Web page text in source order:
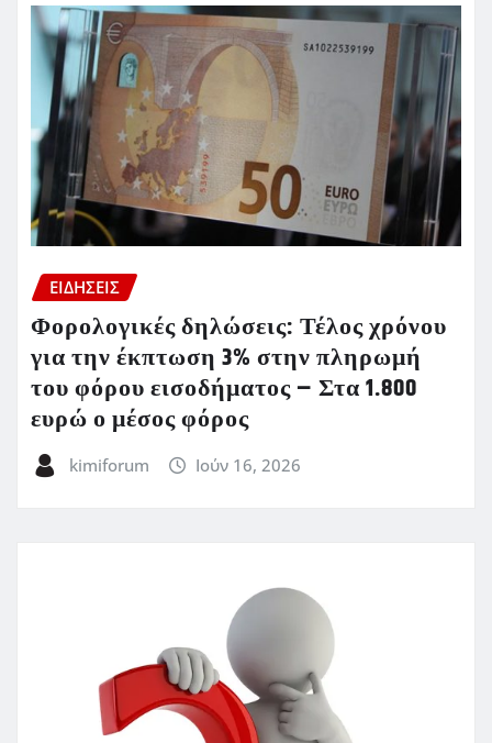
ΕΙΔΗΣΕΙΣ
Φορολογικές δηλώσεις: Τέλος χρόνου
για την έκπτωση 3% στην πληρωμή
του φόρου εισοδήματος – Στα 1.800
ευρώ ο μέσος φόρος
kimiforum Ιούν 16, 2026